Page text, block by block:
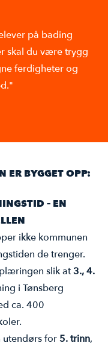
på bading
skal du være trygg
ferdigheter og
ER BYGGET OPP:
– EN
ikke kommunen
de trenger.
slik at3., 4.
i Tønsberg
ca. 400
utendørs for5. trinn,